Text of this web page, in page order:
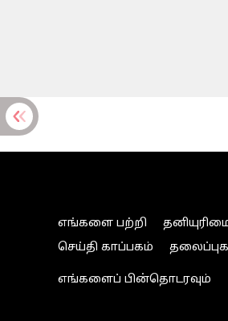
எங்களை பற்றி
செய்தி காப்பகம்
எங்களைப் பின்தொடரவும்